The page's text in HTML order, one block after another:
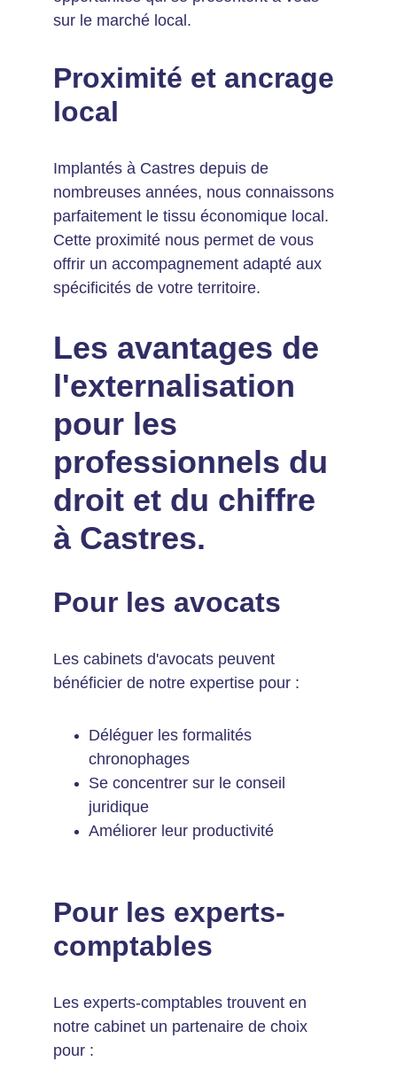
sur le marché local.
Proximité et ancrage
local
Implantés à Castres depuis de
nombreuses années, nous connaissons
parfaitement le tissu économique local.
Cette proximité nous permet de vous
offrir un accompagnement adapté aux
spécificités de votre territoire.
Les avantages de
l'externalisation
pour les
professionnels du
droit et du chiffre
à Castres.
Pour les avocats
Les cabinets d'avocats peuvent
bénéficier de notre expertise pour :
Déléguer les formalités
chronophages
Se concentrer sur le conseil
juridique
Améliorer leur productivité
Pour les experts-
comptables
Les experts-comptables trouvent en
notre cabinet un partenaire de choix
pour :